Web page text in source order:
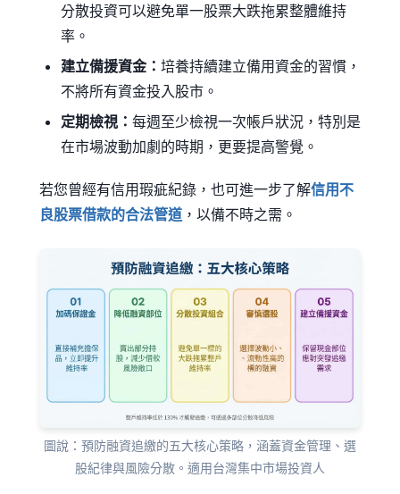
分散投資可以避免單一股票大跌拖累整體維持
率。
建立備援資金： 培養持續建立備用資金的習慣，
不將所有資金投入股市。
定期檢視： 每週至少檢視一次帳戶狀況，特別是
在市場波動加劇的時期，更要提高警覺。
若您曾經有信用瑕疵紀錄，也可進一步了解信用不
良股票借款的合法管道 ，以備不時之需。
圖說：預防融資追繳的五大核心策略，涵蓋資金管理、選
股紀律與風險分散。適用台灣集中市場投資人